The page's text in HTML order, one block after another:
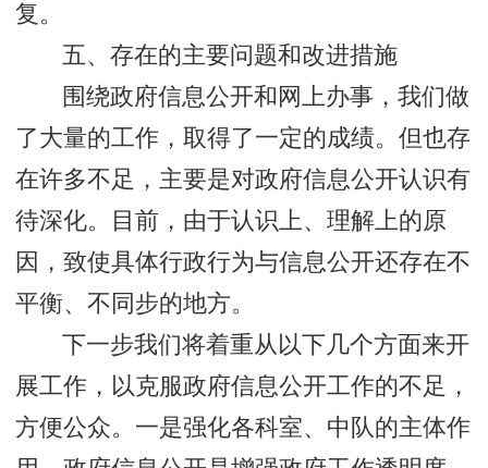
复。
五、存在的主要问题和改进措施
围绕政府信息公开和网上办事，我们做
了大量的工作，取得了一定的成绩。但也存
在许多不足，主要是对政府信息公开认识有
待深化。目前，由于认识上、理解上的原
因，致使具体行政行为与信息公开还存在不
平衡、不同步的地方。
下一步我们将着重从以下几个方面来开
展工作，以克服政府信息公开工作的不足，
方便公众。一是强化各科室、中队的主体作